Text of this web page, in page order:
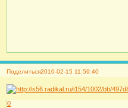
Поделиться2010-02-15 11:59:40
0